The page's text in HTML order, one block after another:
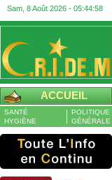
Sam, 8 Août 2026 - 05:44:58
ACCUEIL
SANTÉ
HYGIÈNE
POLITIQUE
GÉNÉRALE